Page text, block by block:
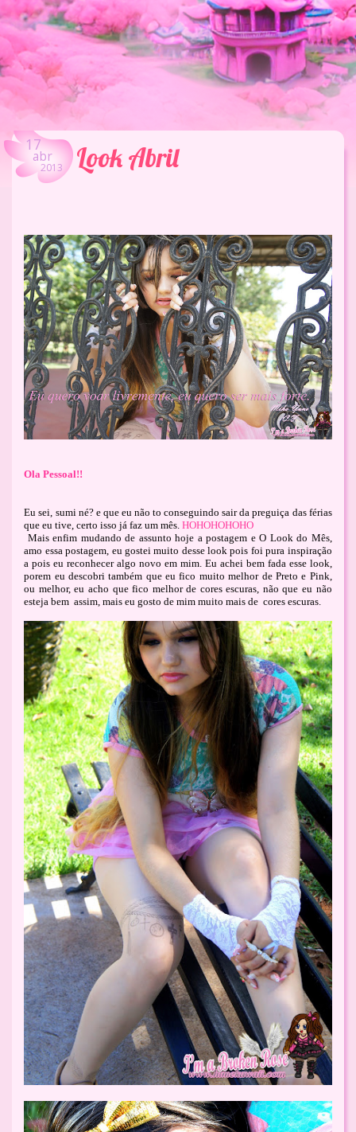
17abr
2013 Look Abril
Ola Pessoal!!
Eu sei, sumi né? e que eu não to conseguindo sair da preguiça das férias
que eu tive, certo isso já faz um mês.HOHOHOHOHO
Mais enfim mudando de assunto hoje a postagem e O Look do Mês,
amo essa postagem, eu gostei muito desse look pois foi pura inspiração
a pois eu reconhecer algo novo em mim. Eu achei bem fada esse look,
porem eu descobri também que eu fico muito melhor de Preto e Pink,
ou melhor, eu acho que fico melhor de cores escuras, não que eu não
esteja bem assim, mais eu gosto de mim muito mais de cores escuras.